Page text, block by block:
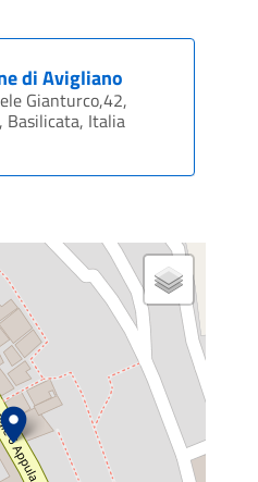
di Avigliano
Gianturco,42,
Basilicata, Italia